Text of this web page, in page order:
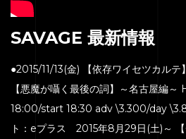
SAVAGE 最新情報
●2015/11/13(金) 【依存ワイセツカル
【悪魔が囁く最後の詞】～名古屋編
18:00/start 18:30 adv \3.300/day
ト：eプラス 2015年8月29日(土)～